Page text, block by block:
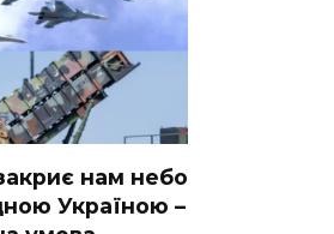
нам небо
Україною –